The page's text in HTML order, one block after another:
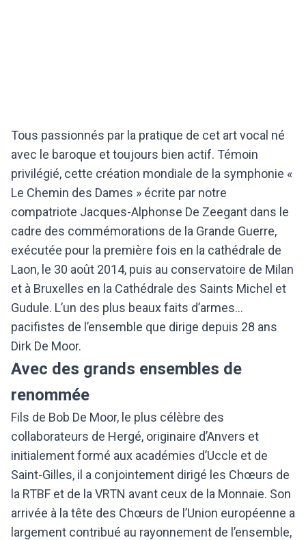
Tous passionnés par la pratique de cet art vocal né
avec le baroque et toujours bien actif. Témoin
privilégié, cette création mondiale de la symphonie «
Le Chemin des Dames » écrite par notre
compatriote Jacques-Alphonse De Zeegant dans le
cadre des commémorations de la Grande Guerre,
exécutée pour la première fois en la cathédrale de
Laon, le 30 août 2014, puis au conservatoire de Milan
et à Bruxelles en la Cathédrale des Saints Michel et
Gudule. L’un des plus beaux faits d’armes…
pacifistes de l’ensemble que dirige depuis 28 ans
Dirk De Moor.
Avec des grands ensembles de
renommée
Fils de Bob De Moor, le plus célèbre des
collaborateurs de Hergé, originaire d’Anvers et
initialement formé aux académies d’Uccle et de
Saint-Gilles, il a conjointement dirigé les Chœurs de
la RTBF et de la VRTN avant ceux de la Monnaie. Son
arrivée à la tête des Chœurs de l’Union européenne a
largement contribué au rayonnement de l’ensemble,